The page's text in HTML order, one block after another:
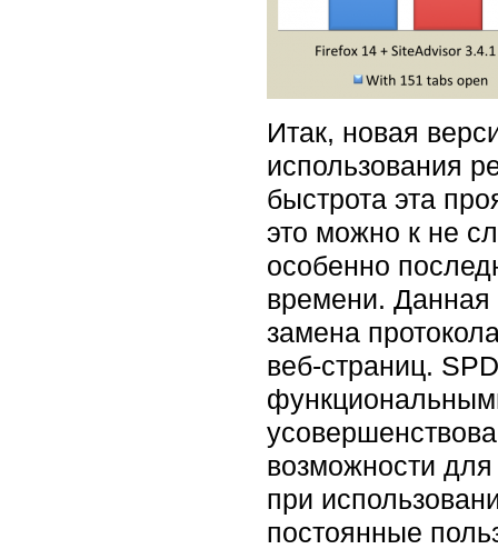
Итак, новая
использования
быстрота эта
это можно к не
особенно
времени. Данная
замена
веб-страниц.
возможности
при
постоянные